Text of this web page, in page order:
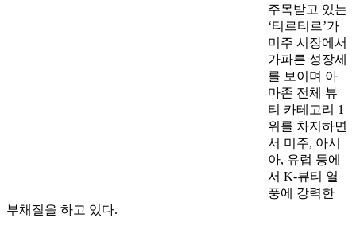
주목받고 있는
‘티르티르’가
미주 시장에서
가파른 성장세
를 보이며 아
마존 전체 뷰
티 카테고리 1
위를 차지하면
서 미주, 아시
아, 유럽 등에
서 K-뷰티 열
풍에 강력한
부채질을 하고 있다.